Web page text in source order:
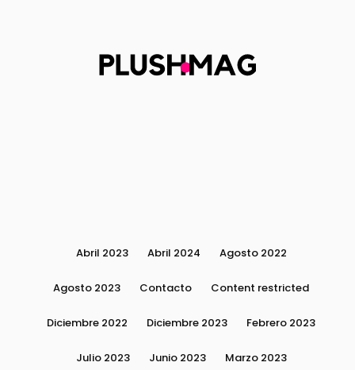
Abril 2023 Abril 2024 Agosto 2022
Agosto 2023 Contacto Content restricted
Diciembre 2022 Diciembre 2023 Febrero 2023
Julio 2023 Junio 2023 Marzo 2023